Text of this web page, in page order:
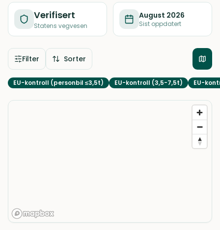
Verifisert
Statens vegvesen
August 2026
Sist oppdatert
Filter Sorter
EU-kontroll (personbil ≤3,5t) EU-kontroll (3,5-7,5t) EU-